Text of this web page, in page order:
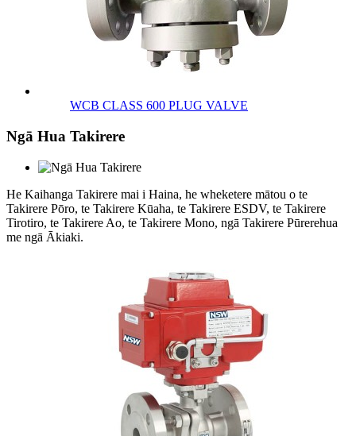
WCB CLASS 600 PLUG VALVE
Ngā Hua Takirere
He Kaihanga Takirere mai i Haina, he wheketere mātou o te
Takirere Pōro, te Takirere Kūaha, te Takirere ESDV, te Takirere
Tirotiro, te Takirere Ao, te Takirere Mono, ngā Takirere Pūrerehua
me ngā Ākiaki.